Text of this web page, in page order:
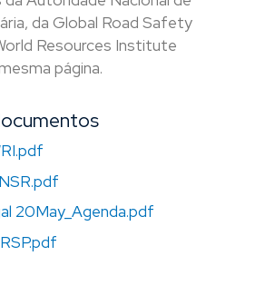
da Global Road Safety
Resources Institute
página.
20May_Agenda.pdf